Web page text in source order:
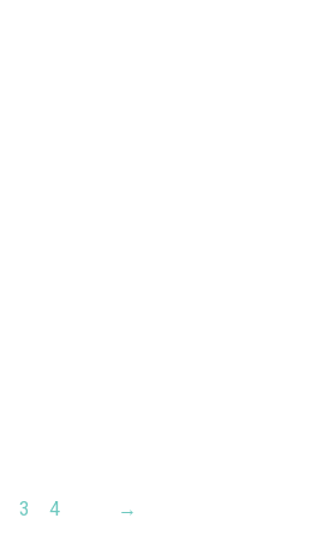
3 4 →